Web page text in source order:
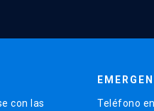
con las
Teléfono